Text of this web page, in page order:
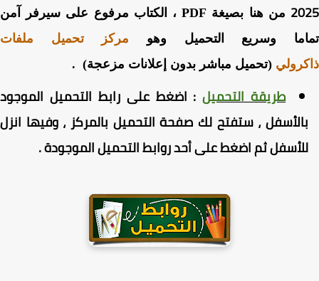
من هنا بصيغة PDF ، الكتاب مرفوع على سيرفر آمن
وسريع التحميل وهو
مركز تحميل ملفات
(تحميل مباشر بدون إعلانات مزعجة) .
طريقة التحميل: اضغطعلى رابط التحميل الموجود
، ستفتح لك صفحة التحميل بالمركز ، وفيها انزل
ثم اضغط على أحد روابط التحميل الموجودة.